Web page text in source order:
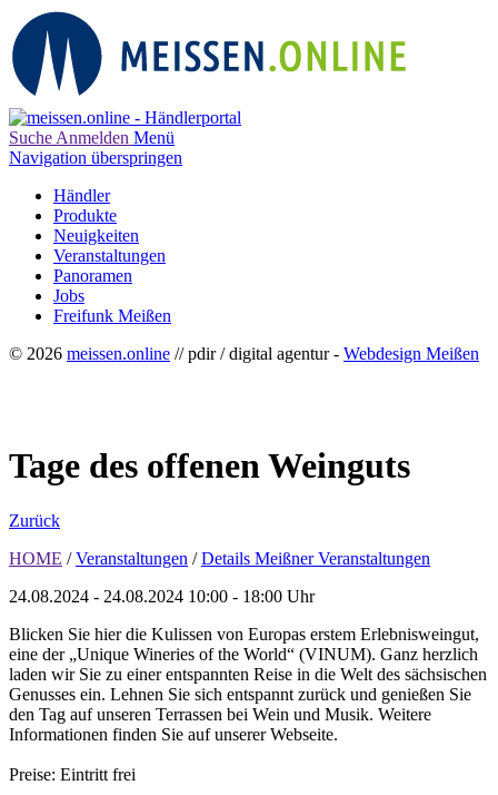
Suche Anmelden Menü
Navigation überspringen
Händler
Produkte
Neuigkeiten
Veranstaltungen
Panoramen
Jobs
Freifunk Meißen
© 2026 meissen.online // pdir / digital agentur - Webdesign Meißen
Tage des offenen Weinguts
Zurück
HOME / Veranstaltungen / Details Meißner Veranstaltungen
24.08.2024 - 24.08.2024 10:00 - 18:00 Uhr
Blicken Sie hier die Kulissen von Europas erstem Erlebnisweingut,
eine der „Unique Wineries of the World“ (VINUM). Ganz herzlich
laden wir Sie zu einer entspannten Reise in die Welt des sächsischen
Genusses ein. Lehnen Sie sich entspannt zurück und genießen Sie
den Tag auf unseren Terrassen bei Wein und Musik. Weitere
Informationen finden Sie auf unserer Webseite.
Preise: Eintritt frei